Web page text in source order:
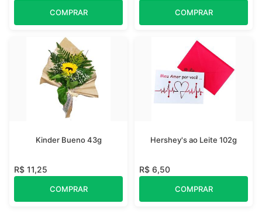
COMPRAR COMPRAR
Kinder Bueno 43g
R$ 11,25
COMPRAR
Hershey's ao Leite 102g
R$ 6,50
COMPRAR